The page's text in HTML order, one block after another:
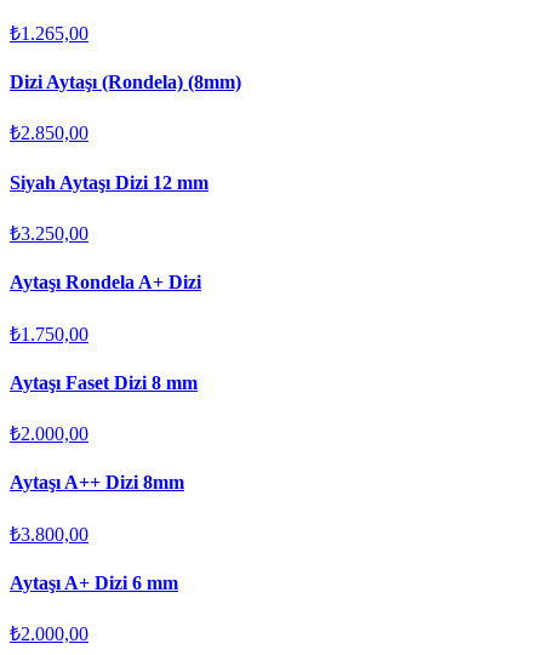
₺1.265,00
Dizi Aytaşı (Rondela) (8mm)
₺2.850,00
Siyah Aytaşı Dizi 12 mm
₺3.250,00
Aytaşı Rondela A+ Dizi
₺1.750,00
Aytaşı Faset Dizi 8 mm
₺2.000,00
Aytaşı A++ Dizi 8mm
₺3.800,00
Aytaşı A+ Dizi 6 mm
₺2.000,00